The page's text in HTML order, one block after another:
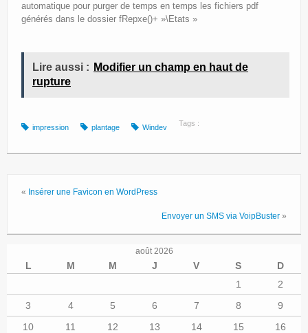
automatique pour purger de temps en temps les fichiers pdf
générés dans le dossier fRepxe()+ »\Etats »
Lire aussi : Modifier un champ en haut de
rupture
Tags :
impression plantage Windev
« Insérer une Favicon en WordPress
Envoyer un SMS via VoipBuster »
août 2026
L M M J V S
D
1
2
3
4 5 6 7 8
9
10
11 12 13 14 15
16